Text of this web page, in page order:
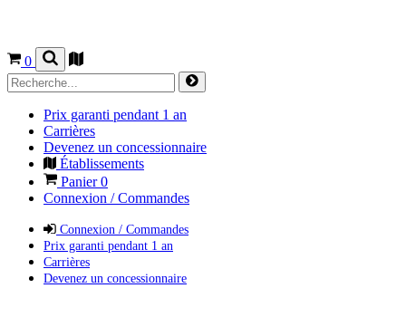
0
Prix garanti pendant 1 an
Carrières
Devenez un concessionnaire
Établissements
Panier0
Connexion / Commandes
Connexion / Commandes
Prix garanti pendant 1 an
Carrières
Devenez un concessionnaire